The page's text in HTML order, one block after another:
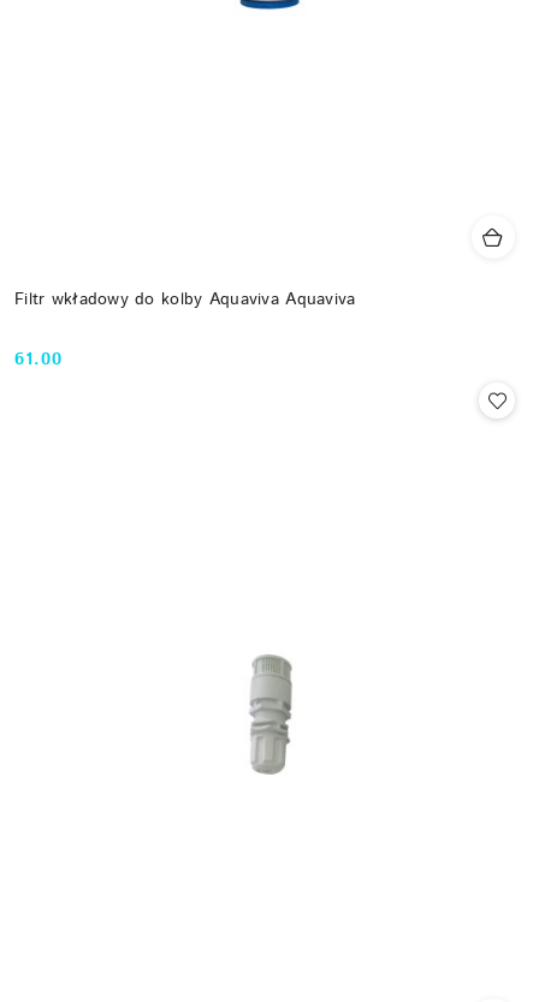
Filtr wkładowy do kolby Aquaviva Aquaviva
Cena:
61.00